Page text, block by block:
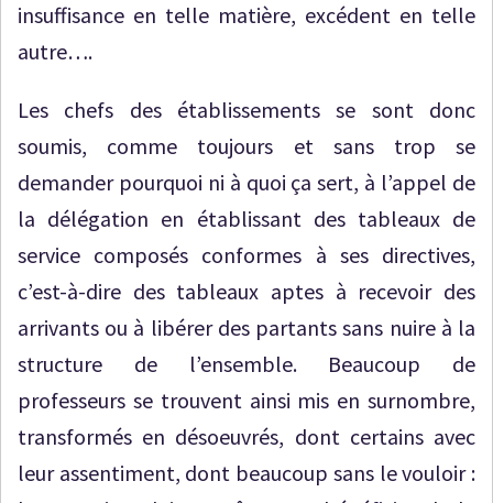
insuffisance en telle matière, excédent en telle
autre….
Les chefs des établissements se sont donc
soumis, comme toujours et sans trop se
demander pourquoi ni à quoi ça sert, à l’appel de
la délégation en établissant des tableaux de
service composés conformes à ses directives,
c’est-à-dire des tableaux aptes à recevoir des
arrivants ou à libérer des partants sans nuire à la
structure de l’ensemble. Beaucoup de
professeurs se trouvent ainsi mis en surnombre,
transformés en désoeuvrés, dont certains avec
leur assentiment, dont beaucoup sans le vouloir :